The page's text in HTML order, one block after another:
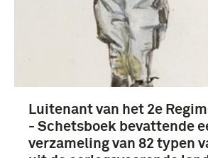
Luitenant van het 2e
- Schetsboek bevattende
verzameling van 82 typen